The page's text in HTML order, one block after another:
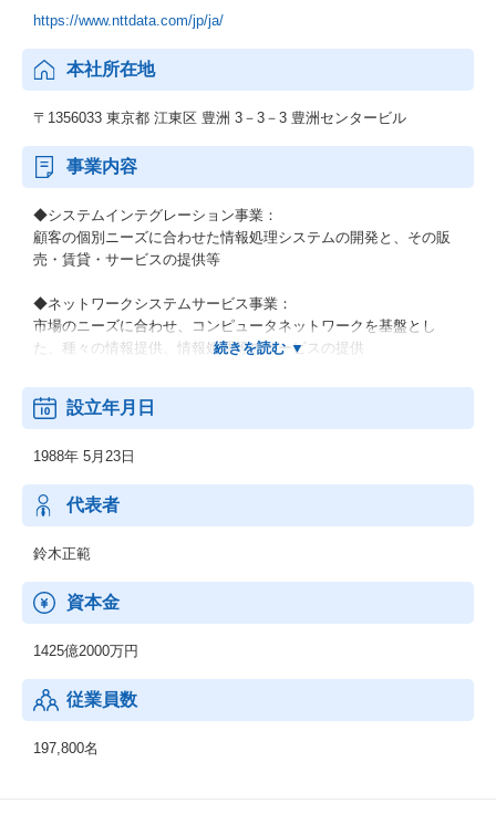
https://www.nttdata.com/jp/ja/
本社所在地
〒1356033 東京都 江東区 豊洲 3－3－3 豊洲センタービル
事業内容
◆システムインテグレーション事業：
顧客の個別ニーズに合わせた情報処理システムの開発と、その販
売・賃貸・サービスの提供等
◆ネットワークシステムサービス事業：
市場のニーズに合わせ、コンピュータネットワークを基盤とし
た、種々の情報提供、情報処理等のサービスの提供
◆その他の事業：
顧客の経営上の問題点に係わる調査・分析、情報処理システムの
設立年月日
1988年 5月23日
代表者
鈴木正範
資本金
1425億2000万円
従業員数
197,800名